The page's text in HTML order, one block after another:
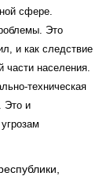
сфере.
Это
и как следствие
части населения.
техническая
Это и